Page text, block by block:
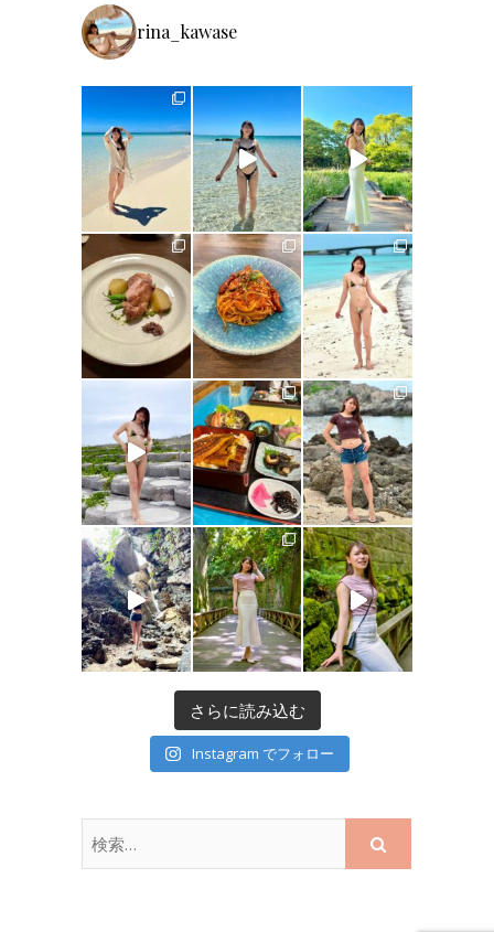
rina_kawase
さらに読み込む
Instagram でフォロー